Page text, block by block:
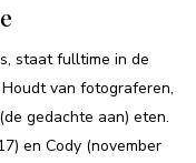
staat fulltime in de
van fotograferen,
gedachte aan) eten.
en Cody (november